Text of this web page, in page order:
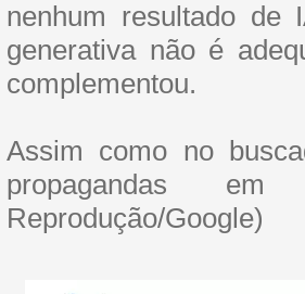
nenhum resultado de
generativa não é
complementou.
Assim como no
propagandas
Reprodução/Google)